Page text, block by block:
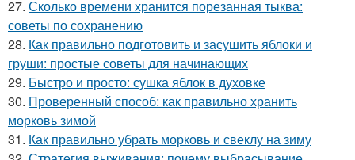
27. Сколько времени хранится порезанная тыква:
советы по сохранению
28. Как правильно подготовить и засушить яблоки и
груши: простые советы для начинающих
29. Быстро и просто: сушка яблок в духовке
30. Проверенный способ: как правильно хранить
морковь зимой
31. Как правильно убрать морковь и свеклу на зиму